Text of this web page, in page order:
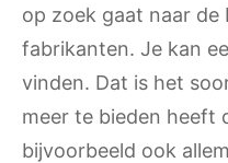
op zoek gaat naar
fabrikanten. Je kan
vinden. Dat is het
meer te bieden heeft
bijvoorbeeld ook